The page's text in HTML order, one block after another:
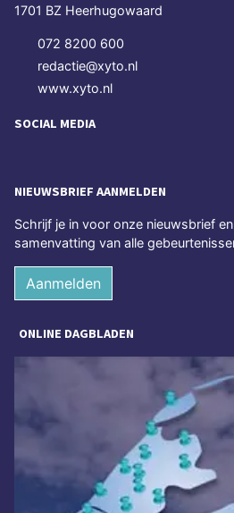
1701 BZ Heerhugowaard
072 8200 600
redactie@xyto.nl
www.xyto.nl
SOCIAL MEDIA
NIEUWSBRIEF AANMELDEN
Schrijf je in voor onze nieuwsbrief
samenvatting van alle
Aanmelden
ONLINE DAGBLADEN